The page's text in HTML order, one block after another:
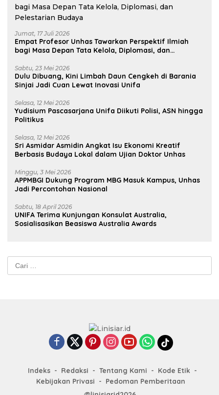
Jumat, 17 Juli 2026
Empat Profesor Unhas Tawarkan Perspektif Ilmiah
bagi Masa Depan Tata Kelola, Diplomasi, dan
Sabtu, 23 Mei 2026
Dulu Dibuang, Kini Limbah Daun Cengkeh di Barania
Sinjai Jadi Cuan Lewat Inovasi Unifa
Selasa, 12 Mei 2026
Yudisium Pascasarjana Unifa Diikuti Polisi, ASN hingga
Politikus
Selasa, 12 Mei 2026
Sri Asmidar Asmidin Angkat Isu Ekonomi Kreatif
Berbasis Budaya Lokal dalam Ujian Doktor Unhas
Minggu, 3 Mei 2026
APPMBGI Dukung Program MBG Masuk Kampus, Unhas
Jadi Percontohan Nasional
Sabtu, 18 April 2026
UNIFA Terima Kunjungan Konsulat Australia,
Sosialisasikan Beasiswa Australia Awards
Cari
untuk:
Indeks Redaksi Tentang Kami
Kode Etik
Kebijakan Privasi
Pedoman Pemberitaan